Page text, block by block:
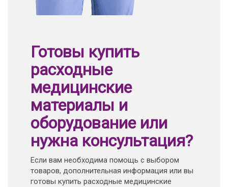
Готовы купить
расходные
медицинские
материалы и
оборудование или
нужна консультация?
Если вам необходима помощь с выбором
товаров, дополнительная информация или вы
готовы купить расходные медицинские